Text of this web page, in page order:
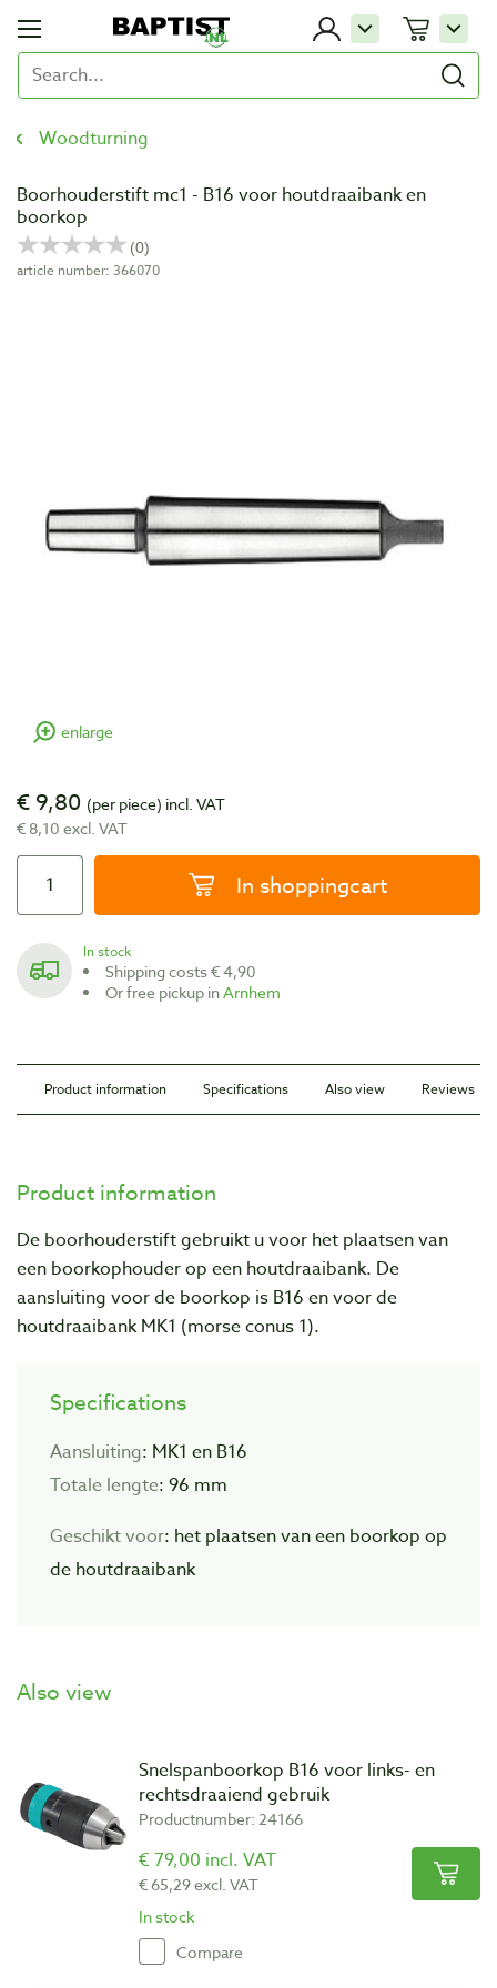
Woodturning
Boorhouderstift mc1 - B16 voor houtdraaibank en
boorkop
article number: 366070
enlarge
€ 9,80 (per piece) incl. VAT
€ 8,10 excl. VAT
In shoppingcart
In stock
Shipping costs € 4,90
Or free pickup inArnhem
Product information Specifications Also view Reviews
Product information
De boorhouderstift gebruikt u voor het plaatsen van
een boorkophouder op een houtdraaibank. De
aansluiting voor de boorkop is B16 en voor de
houtdraaibank MK1 (morse conus 1).
Specifications
Aansluiting: MK1 en B16
Totale lengte: 96 mm
Geschikt voor: het plaatsen van een boorkop op
de houtdraaibank
Also view
Snelspanboorkop B16 voor links- en
rechtsdraaiend gebruik
Productnumber: 24166
€ 79,00 incl. VAT
€ 65,29 excl. VAT
In stock
Compare